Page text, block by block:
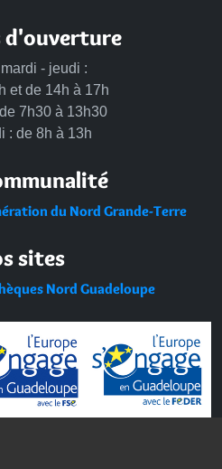
d'ouverture
- jeudi :
et de 14h à 17h
7h30 à 13h30
: de 8h à 13h
du Nord Grande-Terre
sites
Nord Guadeloupe